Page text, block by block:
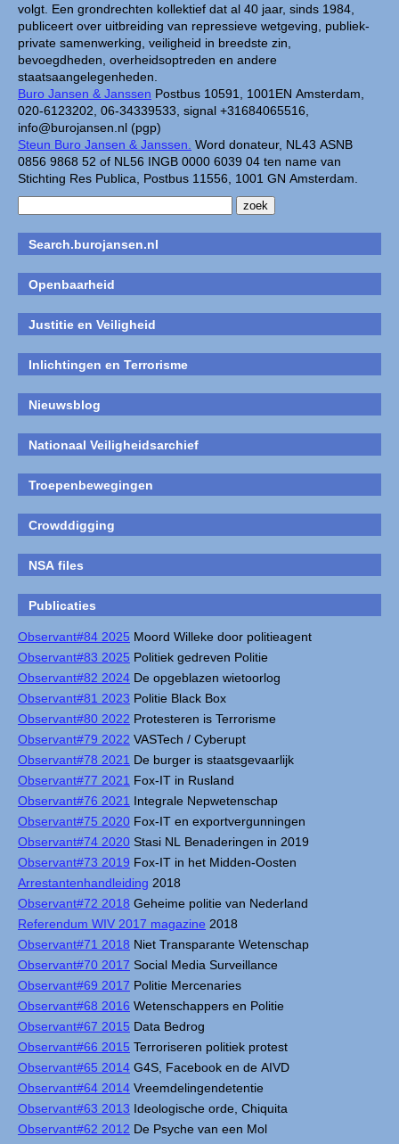
volgt. Een grondrechten kollektief dat al 40 jaar, sinds 1984,
publiceert over uitbreiding van repressieve wetgeving, publiek-
private samenwerking, veiligheid in breedste zin,
bevoegdheden, overheidsoptreden en andere
staatsaangelegenheden.
Buro Jansen & Janssen Postbus 10591, 1001EN Amsterdam,
020-6123202, 06-34339533, signal +31684065516,
info@burojansen.nl (pgp)
Steun Buro Jansen & Janssen. Word donateur, NL43 ASNB
0856 9868 52 of NL56 INGB 0000 6039 04 ten name van
Stichting Res Publica, Postbus 11556, 1001 GN Amsterdam.
Search.burojansen.nl
Openbaarheid
Justitie en Veiligheid
Inlichtingen en Terrorisme
Nieuwsblog
Nationaal Veiligheidsarchief
Troepenbewegingen
Crowddigging
NSA files
Publicaties
Observant#84 2025 Moord Willeke door politieagent
Observant#83 2025 Politiek gedreven Politie
Observant#82 2024 De opgeblazen wietoorlog
Observant#81 2023 Politie Black Box
Observant#80 2022 Protesteren is Terrorisme
Observant#79 2022 VASTech / Cyberupt
Observant#78 2021 De burger is staatsgevaarlijk
Observant#77 2021 Fox-IT in Rusland
Observant#76 2021 Integrale Nepwetenschap
Observant#75 2020 Fox-IT en exportvergunningen
Observant#74 2020 Stasi NL Benaderingen in 2019
Observant#73 2019 Fox-IT in het Midden-Oosten
Arrestantenhandleiding 2018
Observant#72 2018 Geheime politie van Nederland
Referendum WIV 2017 magazine 2018
Observant#71 2018 Niet Transparante Wetenschap
Observant#70 2017 Social Media Surveillance
Observant#69 2017 Politie Mercenaries
Observant#68 2016 Wetenschappers en Politie
Observant#67 2015 Data Bedrog
Observant#66 2015 Terroriseren politiek protest
Observant#65 2014 G4S, Facebook en de AIVD
Observant#64 2014 Vreemdelingendetentie
Observant#63 2013 Ideologische orde, Chiquita
Observant#62 2012 De Psyche van een Mol